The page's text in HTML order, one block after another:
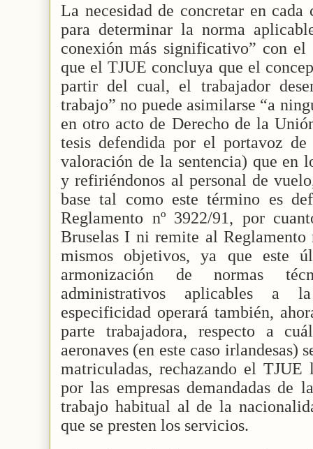
La necesidad de concretar en cada
para determinar la norma
conexión más significativo” con
que el TJUE concluya que el
partir del cual, el trabajador
trabajo” no puede asimilarse “a
en otro acto de Derecho de la
tesis defendida por el portavoz
valoración de la sentencia) que en
y refiriéndonos al personal de
base tal como este término es
Reglamento nº 3922/91, por
Bruselas I ni remite al Reglamento
mismos objetivos, ya que este
armonización de normas
administrativos aplicables a
especificidad operará también,
parte trabajadora, respecto a
aeronaves (en este caso irlandesas)
matriculadas, rechazando el TJUE
por las empresas demandadas de
trabajo habitual al de la
que se presten los servicios.